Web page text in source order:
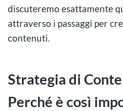
discuteremo esattamente
attraverso i passaggi per
contenuti.
Strategia di
Perché è così